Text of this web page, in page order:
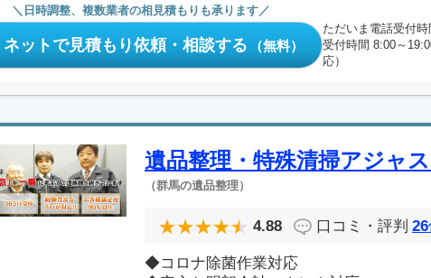
日時調整、複数業者の相見積もりも承ります
ネットで見積もり依頼・相談する （無料）
ただいま電話受付時
受付時間 8:00～
応）
遺品整理・特殊清掃アジャス
（群馬の遺品整理）
4.88 口コミ・評判 26
◆コロナ除菌作業対応